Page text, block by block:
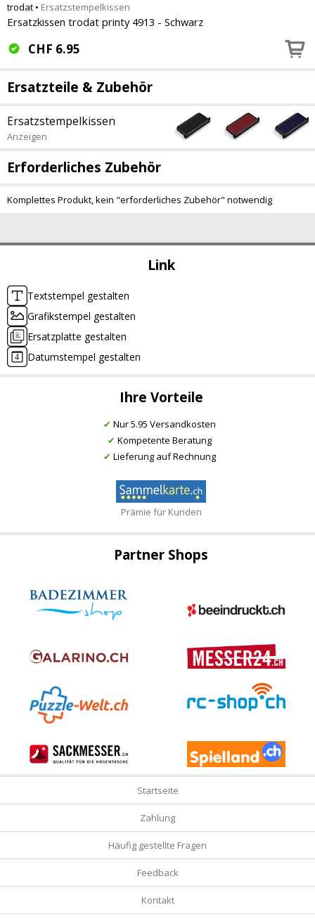
Link
Textstempel gestalten
Grafikstempel gestalten
Ersatzplatte gestalten
Datumstempel gestalten
Ihre Vorteile
✔ Nur 5.95 Versandkosten
✔ Kompetente Beratung
✔ Lieferung auf Rechnung
Prämie für Kunden
trodat • Ersatzstempelkissen
Ersatzkissen trodat printy 4913 - Schwarz
CHF 6.95
Ersatzteile & Zubehör
Ersatzstempelkissen
Anzeigen
Erforderliches Zubehör
Komplettes Produkt, kein "erforderliches Zubehör" notwendig
Partner Shops
Startseite
Zahlung
Häufig gestellte Fragen
Feedback
Kontakt